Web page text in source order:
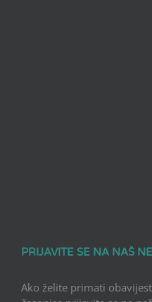
PRIJAVITE SE NA NAŠ
Ako želite primati